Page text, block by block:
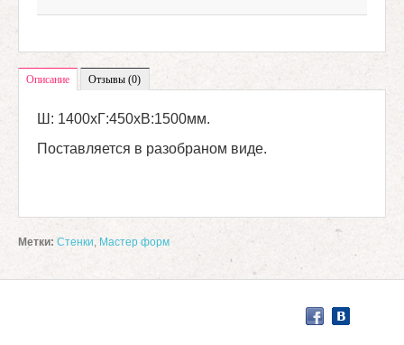
Описание Отзывы (0)
Ш: 1400хГ:450хВ:1500мм.
Поставляется в разобраном виде.
Метки: Стенки, Мастер форм